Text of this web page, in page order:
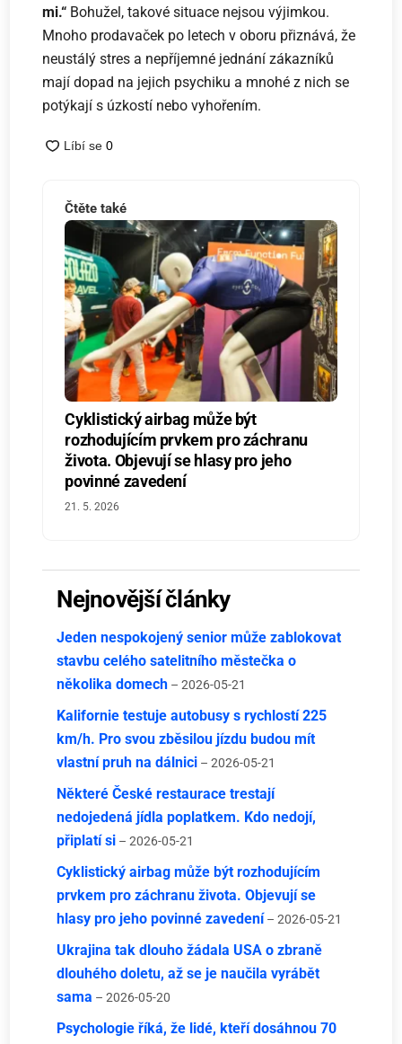
mi.“ Bohužel, takové situace nejsou výjimkou.
Mnoho prodavaček po letech v oboru přiznává, že
neustálý stres a nepříjemné jednání zákazníků
mají dopad na jejich psychiku a mnohé z nich se
potýkají s úzkostí nebo vyhořením.
Čtěte také
Cyklistický airbag může být
rozhodujícím prvkem pro záchranu
života. Objevují se hlasy pro jeho
povinné zavedení
21. 5. 2026
Nejnovější články
Jeden nespokojený senior může zablokovat
stavbu celého satelitního městečka o
několika domech – 2026-05-21
Kalifornie testuje autobusy s rychlostí 225
km/h. Pro svou zběsilou jízdu budou mít
vlastní pruh na dálnici – 2026-05-21
Některé České restaurace trestají
nedojedená jídla poplatkem. Kdo nedojí,
připlatí si – 2026-05-21
Cyklistický airbag může být rozhodujícím
prvkem pro záchranu života. Objevují se
hlasy pro jeho povinné zavedení – 2026-05-21
Ukrajina tak dlouho žádala USA o zbraně
dlouhého doletu, až se je naučila vyrábět
sama – 2026-05-20
Psychologie říká, že lidé, kteří dosáhnou 70